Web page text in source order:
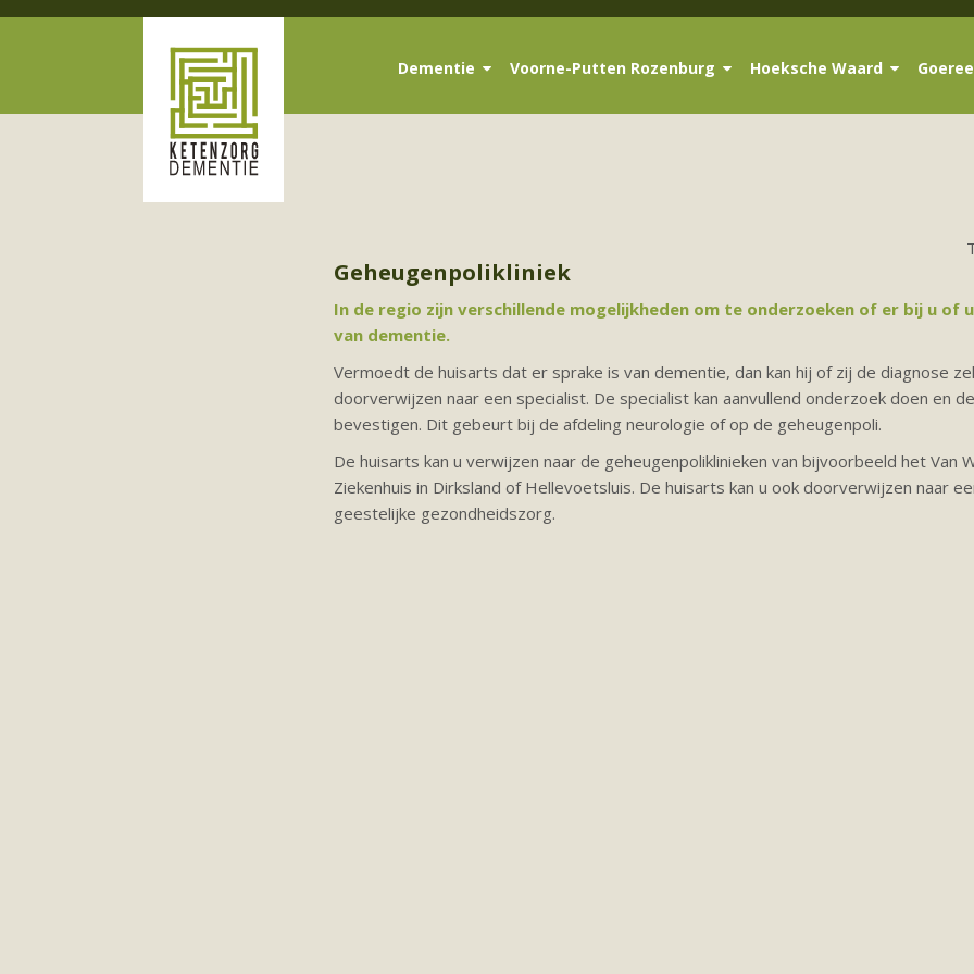
Dementie Voorne-Putten Rozenburg Hoeksche Waard
Geheugenpolikliniek
In de regio zijn verschillende mogelijkheden om te onderzoeken of er bij u of
van dementie.
Vermoedt de huisarts dat er sprake is van dementie, dan kan hij of zij de diagnose
doorverwijzen naar een specialist. De specialist kan aanvullend onderzoek doen en
bevestigen. Dit gebeurt bij de afdeling neurologie of op de geheugenpoli.
De huisarts kan u verwijzen naar de geheugenpoliklinieken van bijvoorbeeld het Van
Ziekenhuis in Dirksland of Hellevoetsluis. De huisarts kan u ook doorverwijzen naar
geestelijke gezondheidszorg.